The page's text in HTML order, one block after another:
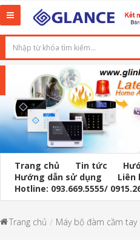
Toggle
navigation
Trang chủ Tin tức
Hướng dẫn sử dụng
Liên
Hotline: 093.669.5555/
Trang chủ Máy bộ đàm cầm tay